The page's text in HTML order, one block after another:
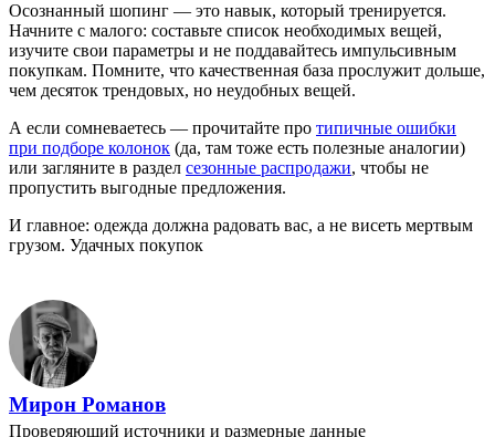
Осознанный шопинг — это навык, который тренируется.
Начните с малого: составьте список необходимых вещей,
изучите свои параметры и не поддавайтесь импульсивным
покупкам. Помните, что качественная база прослужит дольше,
чем десяток трендовых, но неудобных вещей.
А если сомневаетесь — прочитайте про типичные ошибки
при подборе колонок (да, там тоже есть полезные аналогии)
или загляните в раздел сезонные распродажи, чтобы не
пропустить выгодные предложения.
И главное: одежда должна радовать вас, а не висеть мертвым
грузом. Удачных покупок
Мирон Романов
Проверяющий источники и размерные данные